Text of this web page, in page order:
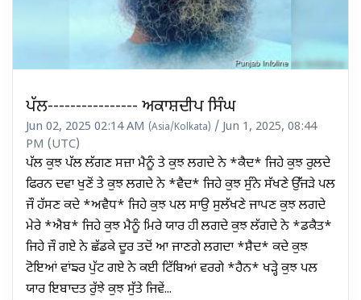
ਪੱਲ---------------- ਅਕਾਸ਼ਦੀਪ ਸਿੰਘ
Jun 02, 2025 02:14 AM (Asia/Kolkata) / Jun 1, 2025, 08:44
PM (UTC)
ਪੱਲ ਕੁਝ ਪੱਲ ਲੱਗਣ ਸਜ਼ਾ ਮੈਨੂੰ ਤੇ ਕੁਝ ਲਗਦੇ ਨੇ *ਕੈਦ* ਜਿਹੇ ਕੁਝ ਰੁਲਦੇ
ਫਿਰਨ ਦਵਾ ਖੁਣੋਂ ਤੇ ਕੁਝ ਲਗਦੇ ਨੇ *ਵੈਦ* ਜਿਹੇ ਕੁਝ ਸੁੰਨੇ ਸੱਖਣੇ ਉੱਜੜੇ ਪਲ
ਜੌ ਹੱਸਣ ਕਦੇ *ਅਵੈਧ* ਜਿਹੇ ਕੁਝ ਪਲ ਸਾਉ ਸੁਲੱਖਣੇ ਜਾਪਣ ਕੁਝ ਲਗਦੇ
ਮੇਰੇ *ਐਬ* ਜਿਹੇ ਕੁਝ ਮੈਨੂੰ ਮਿਰੇ ਯਾਰ ਹੀ ਲਗਦੇ ਕੁਝ ਲੱਗਦੇ ਨੇ *ਡਕੈਤ*
ਜਿਹੇ ਜੌ ਗਏ ਨੇ ਛੱਡਕੇ ਦੂਰ ਤਦੋਂ ਆ ਜਾਣਗੇ ਲਗਦਾ *ਸ਼ੈਦ* ਕਦੇ ਕੁਝ
ਟੋਇਆਂ ਵਾਂਙਰ ਪੁੱਟ ਗਏ ਨੇ ਕਈ ਟਿੱਬਿਆਂ ਵਰਗੇ *ਹੈਨ* ਖੜ੍ਹੇ ਕੁਝ ਪਲ
ਯਾਰ ਇਬਾਦਤ ਰੁੱਝੇ ਕੁਝ ਸੁੱਤੇ ਜਿਵੇਂ...